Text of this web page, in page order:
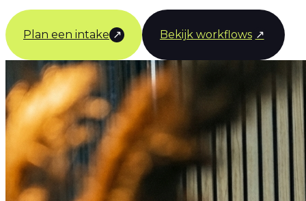
Plan een intake ↗ Bekijk workflows ↗